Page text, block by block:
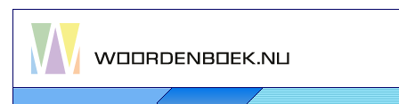
Woordenboek.NU